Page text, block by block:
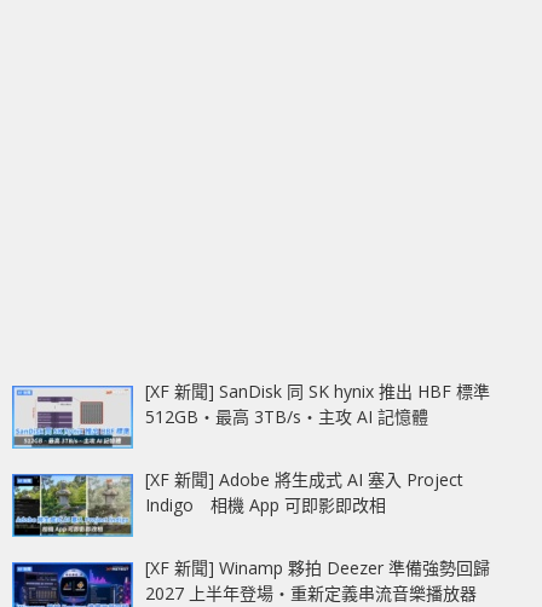
[XF 新聞] SanDisk 同 SK hynix 推出 HBF 標準
512GB‧最高 3TB/s‧主攻 AI 記憶體
[XF 新聞] Adobe 將生成式 AI 塞入 Project
Indigo 相機 App 可即影即改相
[XF 新聞] Winamp 夥拍 Deezer 準備強勢回歸
2027 上半年登場‧重新定義串流音樂播放器